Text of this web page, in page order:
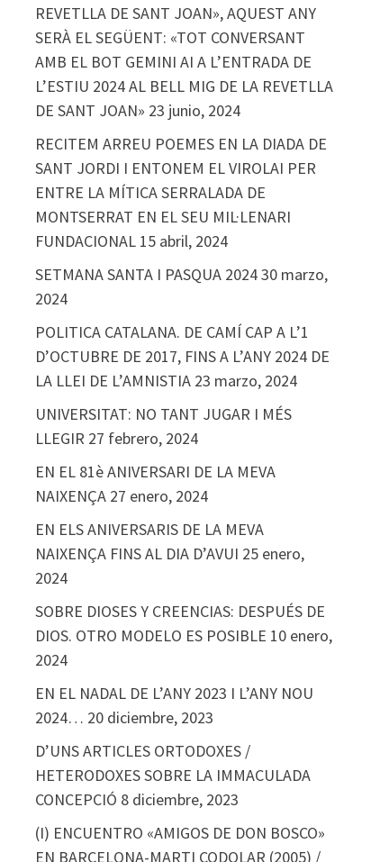
REVETLLA DE SANT JOAN», AQUEST ANY
SERÀ EL SEGÜENT: «TOT CONVERSANT
AMB EL BOT GEMINI AI A L’ENTRADA DE
L’ESTIU 2024 AL BELL MIG DE LA REVETLLA
DE SANT JOAN» 23 junio, 2024
RECITEM ARREU POEMES EN LA DIADA DE
SANT JORDI I ENTONEM EL VIROLAI PER
ENTRE LA MÍTICA SERRALADA DE
MONTSERRAT EN EL SEU MIL·LENARI
FUNDACIONAL 15 abril, 2024
SETMANA SANTA I PASQUA 202430 marzo,
2024
POLITICA CATALANA. DE CAMÍ CAP A L’1
D’OCTUBRE DE 2017, FINS A L’ANY 2024 DE
LA LLEI DE L’AMNISTIA 23 marzo, 2024
UNIVERSITAT: NO TANT JUGAR I MÉS
LLEGIR 27 febrero, 2024
EN EL 81è ANIVERSARI DE LA MEVA
NAIXENÇA 27 enero, 2024
EN ELS ANIVERSARIS DE LA MEVA
NAIXENÇA FINS AL DIA D’AVUI 25 enero,
2024
SOBRE DIOSES Y CREENCIAS: DESPUÉS DE
DIOS. OTRO MODELO ES POSIBLE 10 enero,
2024
EN EL NADAL DE L’ANY 2023 I L’ANY NOU
2024… 20 diciembre, 2023
D’UNS ARTICLES ORTODOXES /
HETERODOXES SOBRE LA IMMACULADA
CONCEPCIÓ 8 diciembre, 2023
(I) ENCUENTRO «AMIGOS DE DON BOSCO»
EN BARCELONA-MARTI CODOLAR (2005) /